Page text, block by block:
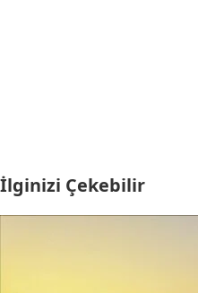
İlginizi Çekebilir